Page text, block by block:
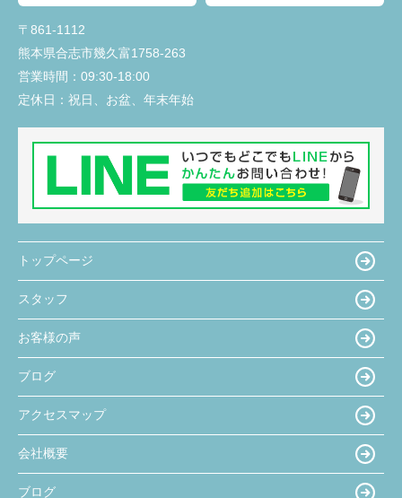
〒861-1112
熊本県合志市幾久富1758-263
営業時間： 09:30-18:00
定休日： 祝日、お盆、年末年始
トップページ
スタッフ
お客様の声
ブログ
アクセスマップ
会社概要
ブログ